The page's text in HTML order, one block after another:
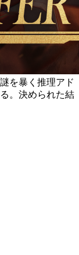
を暴く推理アド
。決められた結